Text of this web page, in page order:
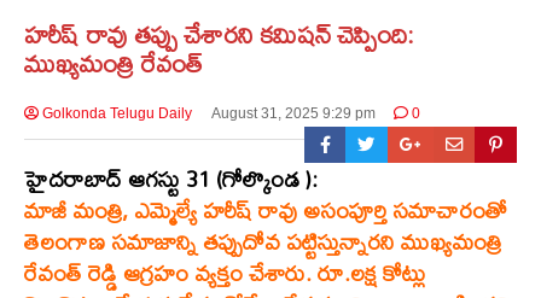
హరీష్ రావు తప్పు చేశారని కమిషన్ చెప్పింది:
ముఖ్యమంత్రి రేవంత్
Golkonda Telugu Daily August 31, 2025 9:29 pm 0
హైదరాబాద్ ఆగస్టు 31 (గోల్కొండ ):
మాజీ మంత్రి, ఎమ్మెల్యే హరీష్ రావు అసంపూర్తి సమాచారంతో
తెలంగాణ సమాజాన్ని తప్పుదోవ పట్టిస్తున్నారని ముఖ్యమంత్రి
రేవంత్ రెడ్డి ఆగ్రహం వ్యక్తం చేశారు. రూ.లక్ష కోట్లు